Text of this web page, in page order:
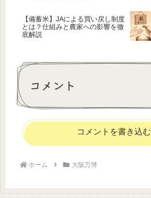
【備蓄米】JAによる買い戻し制度
とは？仕組みと農家への影響を徹
底解説
コメント
コメントを書き込む
ホーム 大阪万博